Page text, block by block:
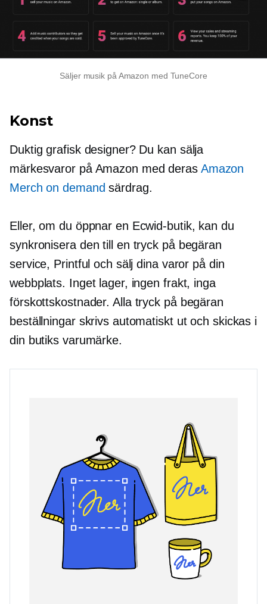
Säljer musik på Amazon med TuneCore
Konst
Duktig grafisk designer? Du kan sälja
märkesvaror på Amazon med deras Amazon
Merch on demand särdrag.
Eller, om du öppnar en Ecwid-butik, kan du
synkronisera den till en tryck på begäran
service, Printful och sälj dina varor på din
webbplats. Inget lager, ingen frakt, inga
förskottskostnader. Alla tryck på begäran
beställningar skrivs automatiskt ut och skickas i
din butiks varumärke.